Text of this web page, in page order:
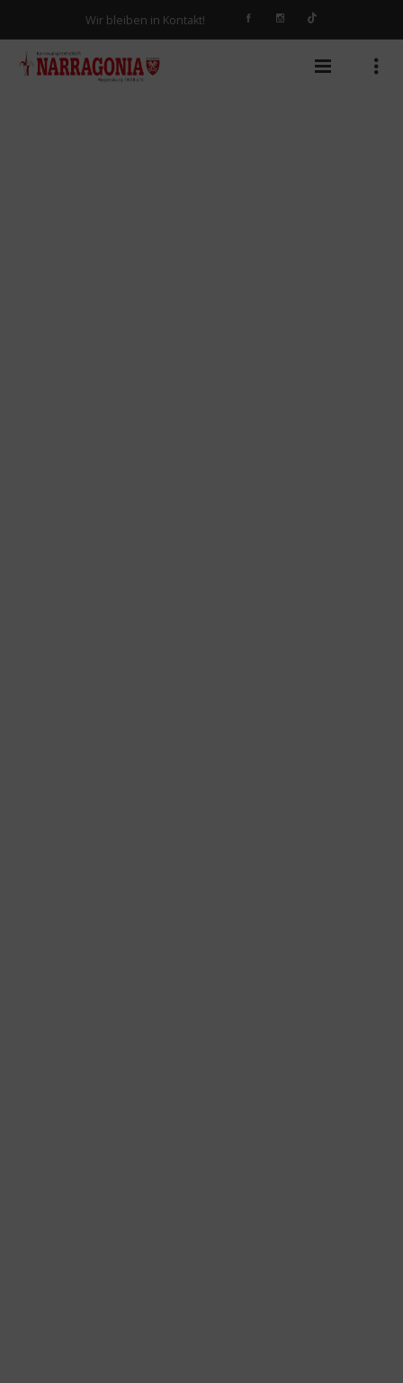
Wir bleiben in Kontakt!